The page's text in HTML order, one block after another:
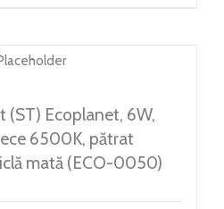
(ST) Ecoplanet, 6W,
6500K, pătrat
mată (ECO-0050)